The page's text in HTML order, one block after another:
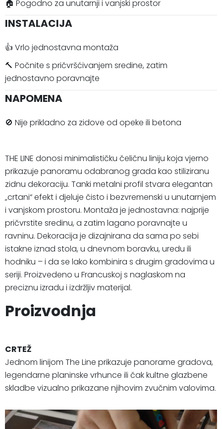
🏠 Pogodno za unutarnji i vanjski prostor
INSTALACIJA
👍 Vrlo jednostavna montaža
🔨 Počnite s pričvršćivanjem sredine, zatim
jednostavno poravnajte
NAPOMENA
🚫 Nije prikladno za zidove od opeke ili betona
THE LINE donosi minimalističku čeličnu liniju koja vjerno
prikazuje panoramu odabranog grada kao stiliziranu
zidnu dekoraciju. Tanki metalni profil stvara elegantan
„crtani“ efekt i djeluje čisto i bezvremenski u unutarnjem
i vanjskom prostoru. Montaža je jednostavna: najprije
pričvrstite sredinu, a zatim lagano poravnajte u
ravninu. Dekoracija je dizajnirana da sama po sebi
istakne iznad stola, u dnevnom boravku, uredu ili
hodniku – i da se lako kombinira s drugim gradovima u
seriji. Proizvedeno u Francuskoj s naglaskom na
preciznu izradu i izdržljiv materijal.
Proizvodnja
CRTEŽ
Jednom linijom The Line prikazuje panorame gradova,
legendarne planinske vrhunce ili čak kultne glazbene
skladbe vizualno prikazane njihovim zvučnim valovima.